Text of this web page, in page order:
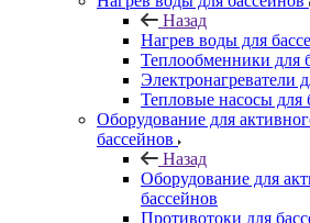
Назад
Нагрев воды для
Теплообменники для
Электронагреватели
Тепловые насосы для
Оборудование для
бассейнов
Назад
Оборудование для
бассейнов
Противотоки для